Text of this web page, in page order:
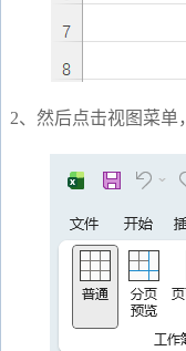
2、然后点击视图菜单